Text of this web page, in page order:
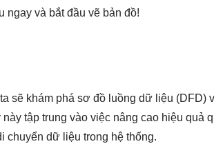
ngay và bắt đầu vẽ bản đồ!
sẽ khám phá sơ đồ luồng dữ liệu (DFD)
tập trung vào việc nâng cao hiệu quả
chuyển dữ liệu trong hệ thống.